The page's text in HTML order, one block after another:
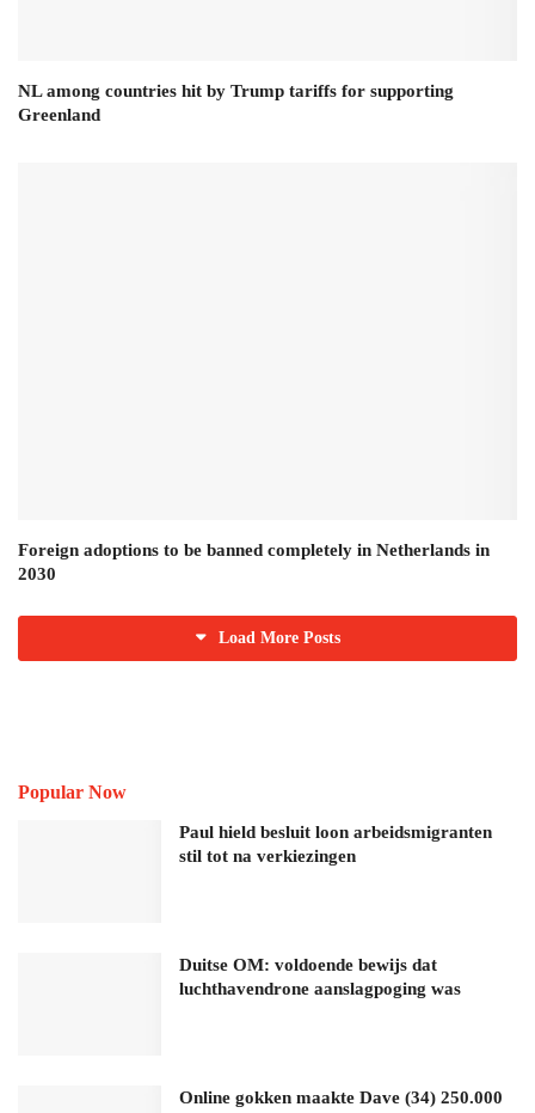
NL among countries hit by Trump tariffs for supporting
Greenland
Foreign adoptions to be banned completely in Netherlands in
2030
Load More Posts
Popular Now
Paul hield besluit loon arbeidsmigranten
stil tot na verkiezingen
Duitse OM: voldoende bewijs dat
luchthavendrone aanslagpoging was
Online gokken maakte Dave (34) 250.000